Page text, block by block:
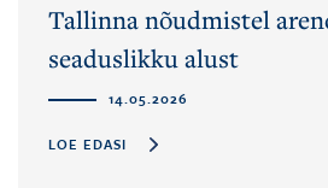
Tallinna nõudmistel
seaduslikku alust
14.05.2026
LOE EDASI